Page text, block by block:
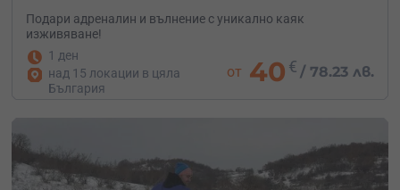
Подари адреналин и вълнение с уникално каяк
изживяване!
1 ден
над 15 локации в цяла
България
от 40 € /78.23 лв.